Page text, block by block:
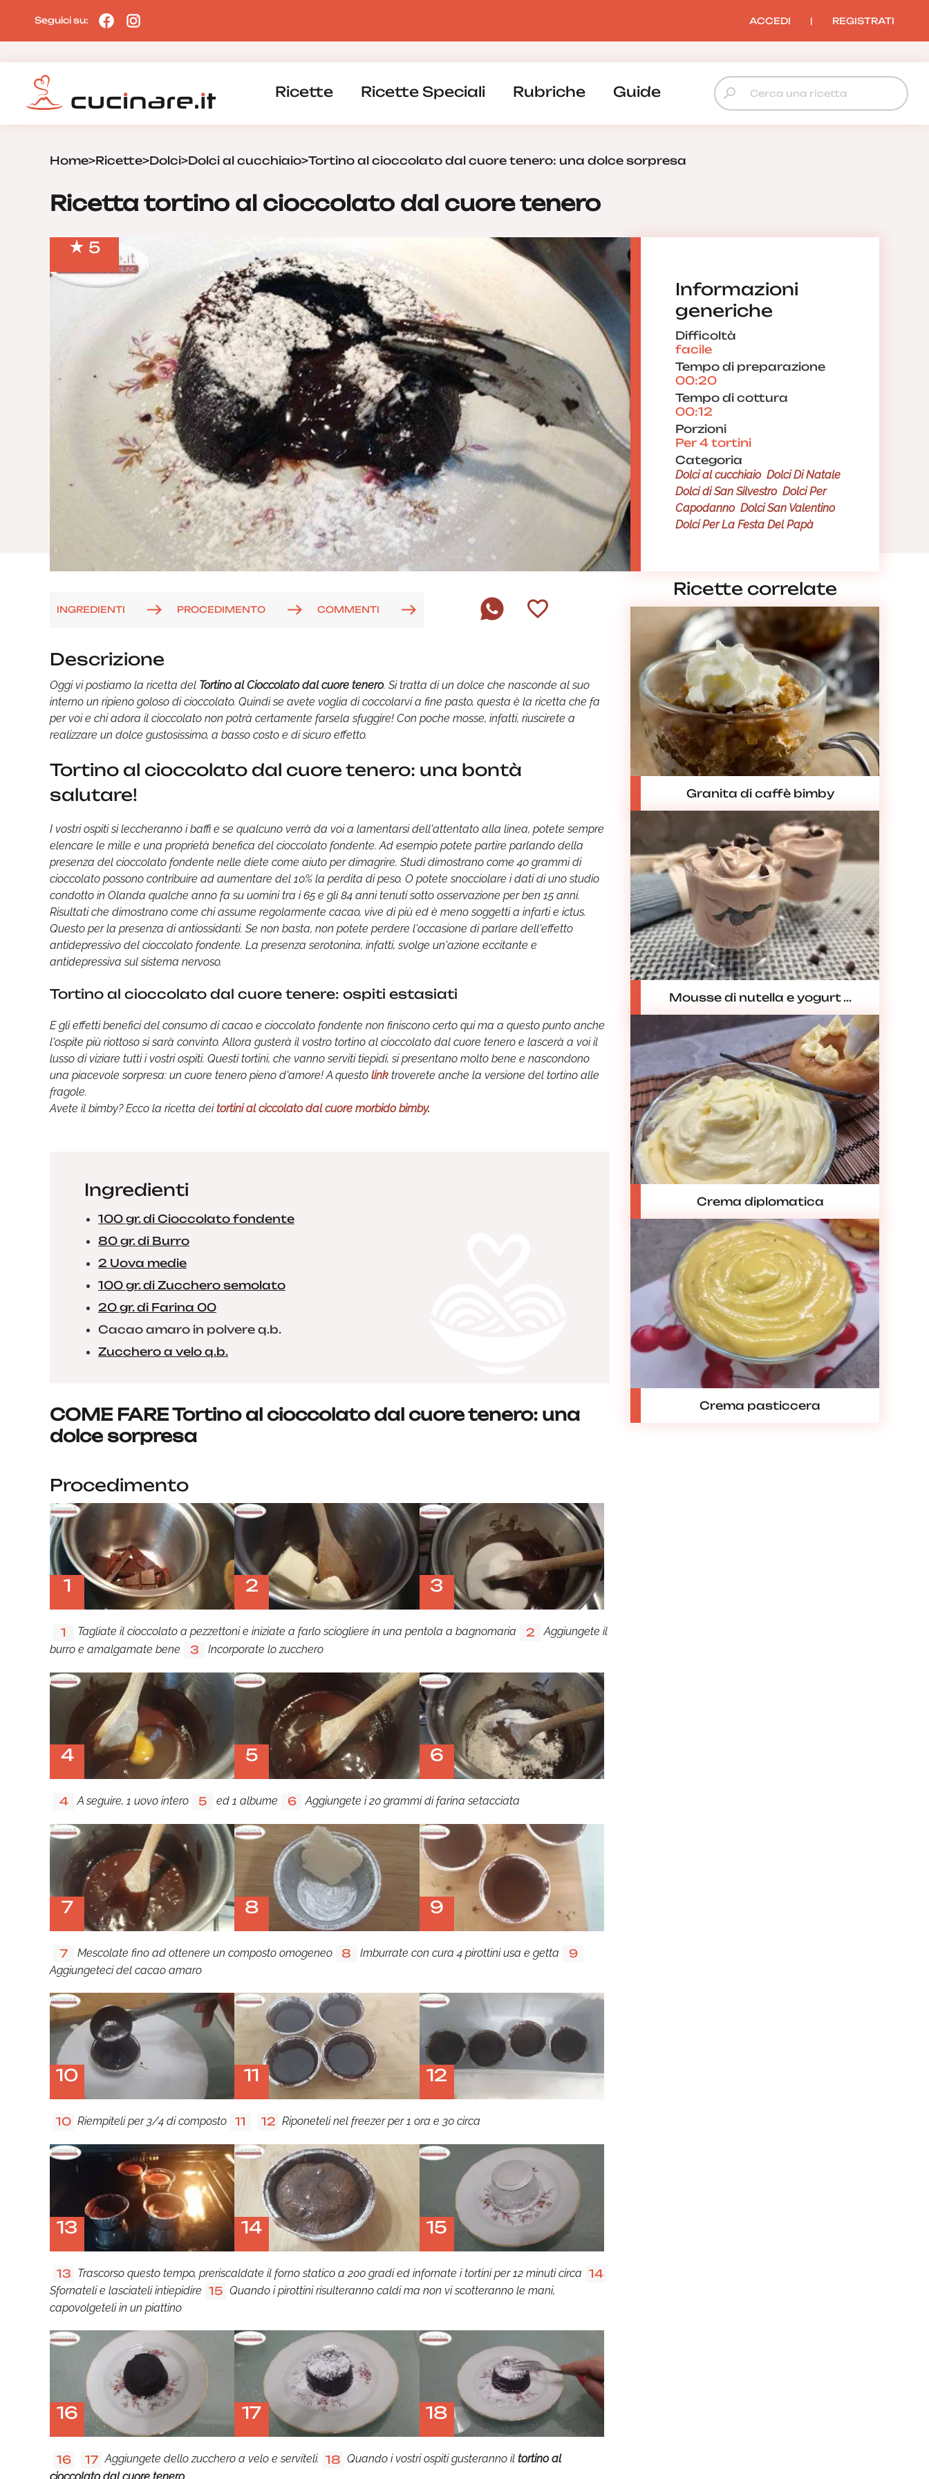
Seguici su: ACCEDI | REGISTRATI
Ricette Ricette Speciali Rubriche Guide
Home>Ricette>Dolci>Dolci al cucchiaio>Tortino al cioccolato dal cuore tenero: una dolce sorpresa
Ricetta tortino al cioccolato dal cuore tenero
5
Informazioni
generiche
Difficoltà
facile
Tempo di preparazione
00:20
Tempo di cottura
00:12
Porzioni
Per 4 tortini
Categoria
Dolci al cucchiaio Dolci Di Natale
Dolci di San Silvestro Dolci Per
Capodanno Dolci San Valentino
Dolci Per La Festa Del Papà
INGREDIENTI PROCEDIMENTO COMMENTI
Descrizione
Oggi vi postiamo la ricetta del Tortino al Cioccolato dal cuore tenero. Si tratta di un dolce che nasconde al suo
interno un ripieno goloso di cioccolato. Quindi se avete voglia di coccolarvi a fine pasto, questa è la ricetta che fa
per voi e chi adora il cioccolato non potrà certamente farsela sfuggire! Con poche mosse, infatti, riuscirete a
realizzare un dolce gustosissimo, a basso costo e di sicuro effetto.
Tortino al cioccolato dal cuore tenero: una bontà
salutare!
I vostri ospiti si leccheranno i baffi e se qualcuno verrà da voi a lamentarsi dell'attentato alla linea, potete sempre
elencare le mille e una proprietà benefica del cioccolato fondente. Ad esempio potete partire parlando della
presenza del cioccolato fondente nelle diete come aiuto per dimagrire. Studi dimostrano come 40 grammi di
cioccolato possono contribuire ad aumentare del 10% la perdita di peso. O potete snocciolare i dati di uno studio
condotto in Olanda qualche anno fa su uomini tra i 65 e gli 84 anni tenuti sotto osservazione per ben 15 anni.
Risultati che dimostrano come chi assume regolarmente cacao, vive di più ed è meno soggetti a infarti e ictus.
Questo per la presenza di antiossidanti. Se non basta, non potete perdere l'occasione di parlare dell'effetto
antidepressivo del cioccolato fondente. La presenza serotonina, infatti, svolge un'azione eccitante e
antidepressiva sul sistema nervoso.
Tortino al cioccolato dal cuore tenere: ospiti estasiati
E gli effetti benefici del consumo di cacao e cioccolato fondente non finiscono certo qui ma a questo punto anche
l'ospite più riottoso si sarà convinto. Allora gusterà il vostro tortino al cioccolato dal cuore tenero e lascerà a voi il
lusso di viziare tutti i vostri ospiti. Questi tortini, che vanno serviti tiepidi, si presentano molto bene e nascondono
una piacevole sorpresa: un cuore tenero pieno d'amore! A questo link troverete anche la versione del tortino alle
fragole.
Avete il bimby? Ecco la ricetta deitortini al ciccolato dal cuore morbido bimby.
Ingredienti
100 gr. di Cioccolato fondente
80 gr. di Burro
2 Uova medie
100 gr. di Zucchero semolato
20 gr. di Farina 00
Cacao amaro in polvere q.b.
Zucchero a velo q.b.
COME FARE Tortino al cioccolato dal cuore tenero: una
dolce sorpresa
Procedimento
1 2 3
1 Tagliate il cioccolato a pezzettoni e iniziate a farlo sciogliere in una pentola a bagnomaria 2
Aggiungete il
burro e amalgamate bene
3 Incorporate lo zucchero
4 5 6
4 A seguire, 1 uovo intero 5 ed 1 albume 6 Aggiungete i 20 grammi di farina setacciata
7 8 9
7 Mescolate fino ad ottenere un composto omogeneo 8 Imburrate con cura 4 pirottini usa e getta 9
Aggiungeteci del cacao amaro
10 11 12
10 Riempiteli per 3/4 di composto 11 12 Riponeteli nel freezer per 1 ora e 30 circa
13 14 15
13 Trascorso questo tempo, preriscaldate il forno statico a 200 gradi ed infornate i tortini per 12 minuti circa 14
Sfornateli e lasciateli intiepidire 15 Quando i pirottini risulteranno caldi ma non vi scotteranno le mani,
capovolgeteli in un piattino
16 17 18
16 17 Aggiungete dello zucchero a velo e serviteli. 18 Quando i vostri ospiti gusteranno il tortino al
cioccolato dal cuore tenero
Ricette correlate
Granita di caffè bimby
Mousse di nutella e yogurt ...
Crema diplomatica
Crema pasticcera